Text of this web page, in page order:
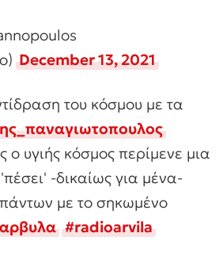
December 13, 2021
του κόσμου με τα
υγιής κόσμος περίμενε μια
-δικαίως για μένα-
πάντων με το σηκωμένο
#radioarvila